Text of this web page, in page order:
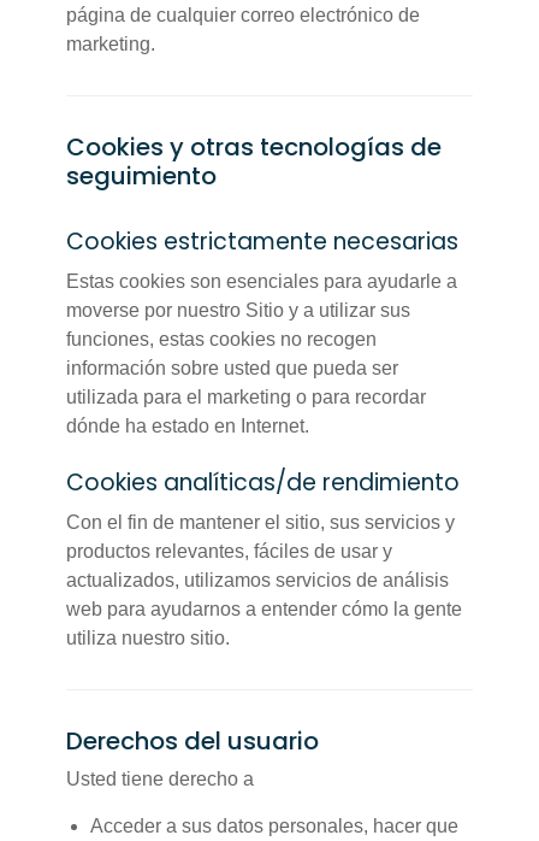
página de cualquier correo electrónico de
marketing.
Cookies y otras tecnologías de
seguimiento
Cookies estrictamente necesarias
Estas cookies son esenciales para ayudarle a
moverse por nuestro Sitio y a utilizar sus
funciones, estas cookies no recogen
información sobre usted que pueda ser
utilizada para el marketing o para recordar
dónde ha estado en Internet.
Cookies analíticas/de rendimiento
Con el fin de mantener el sitio, sus servicios y
productos relevantes, fáciles de usar y
actualizados, utilizamos servicios de análisis
web para ayudarnos a entender cómo la gente
utiliza nuestro sitio.
Derechos del usuario
Usted tiene derecho a
Acceder a sus datos personales, hacer que